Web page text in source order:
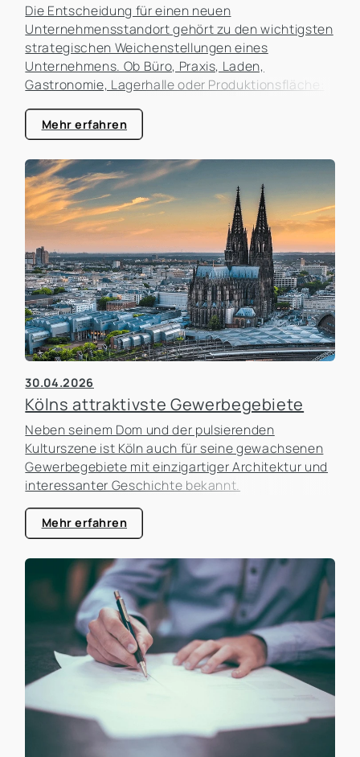
Die Entscheidung für einen neuen
Unternehmensstandort gehört zu den wichtigsten
strategischen Weichenstellungen eines
Unternehmens. Ob Büro, Praxis, Laden,
Gastronomie, Lagerhalle oder Produktionsfläche:
Kosten, sondern auch die Erreichbarkeit für
Kunden, die Attraktivität als Arbeitgeber und die
zukünftigen Entwicklungsmöglichkeiten des
Unternehmens. In der Praxis erleben wir häufig,
dass Unternehmen zu lange an einem Standort
festhalten, obwohl sich die Rahmenbedingungen
längst verändert haben. Gleichzeitig werden
Umzüge manchmal überstürzt geplant, ohne die
tatsächlichen Auswirkungen ausreichend zu
analysieren.
Mehr erfahren
30.04.2026
Kölns attraktivste Gewerbegebiete
Neben seinem Dom und der pulsierenden
Kulturszene ist Köln auch für seine gewachsenen
Gewerbegebiete mit einzigartiger Architektur und
interessanter Geschichte bekannt.
Mehr erfahren